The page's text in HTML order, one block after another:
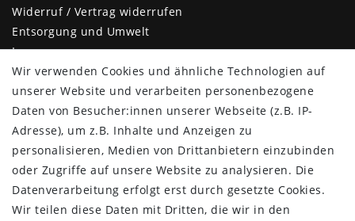
Widerruf / Vertrag widerrufen
Entsorgung und Umwelt
Impressum
Daten­schutz­erklärung
AGB
Barrierefreiheitserklärung
Kontakt
KUNDENBEREICH
Login
Registrieren
Wir verwenden Cookies und ähnliche Technologien auf
unserer Website und verarbeiten personenbezogene
Daten von Besucher:innen unserer Webseite (z.B. IP-
Adresse), um z.B. Inhalte und Anzeigen zu
personalisieren, Medien von Drittanbietern einzubinden
oder Zugriffe auf unsere Website zu analysieren. Die
Datenverarbeitung erfolgt erst durch gesetzte Cookies.
Wir teilen diese Daten mit Dritten, die wir in den